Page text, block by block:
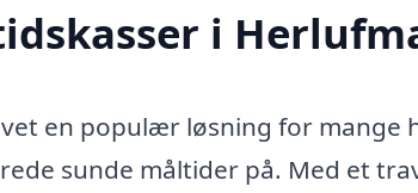
i
en populær løsning for mange
sunde måltider på. Med et